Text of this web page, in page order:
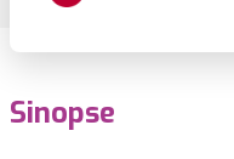
Sinopse